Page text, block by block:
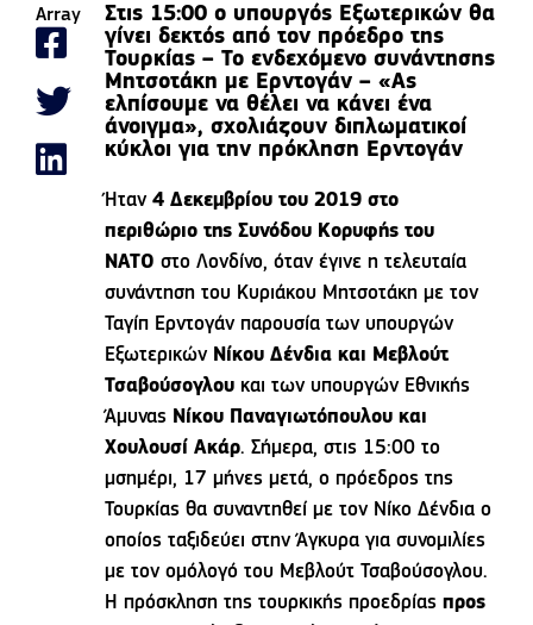
Array
Στις 15:00 ο υπουργός Εξωτερικών θα
γίνει δεκτός από τον πρόεδρο της
Τουρκίας – Το ενδεχόμενο συνάντησης
Μητσοτάκη με Ερντογάν – «Ας
ελπίσουμε να θέλει να κάνει ένα
άνοιγμα», σχολιάζουν διπλωματικοί
κύκλοι για την πρόκληση Ερντογάν
Ήταν4 Δεκεμβρίου του 2019 στο
περιθώριο της Συνόδου Κορυφής του
ΝΑΤΟ στο Λονδίνο, όταν έγινε η τελευταία
συνάντηση του Κυριάκου Μητσοτάκη με τον
Ταγίπ Ερντογάν παρουσία των υπουργών
Εξωτερικών Νίκου Δένδια και Μεβλούτ
Τσαβούσογλου και των υπουργών Εθνικής
Άμυνας Νίκου Παναγιωτόπουλου και
Χουλουσί Ακάρ. Σήμερα, στις 15:00 το
μσημέρι, 17 μήνες μετά, ο πρόεδρος της
Τουρκίας θα συναντηθεί με τον Νίκο Δένδια ο
οποίος ταξιδεύει στην Άγκυρα για συνομιλίες
με τον ομόλογό του Μεβλούτ Τσαβούσογλου.
Η πρόσκληση της τουρκικής προεδρίαςπρος